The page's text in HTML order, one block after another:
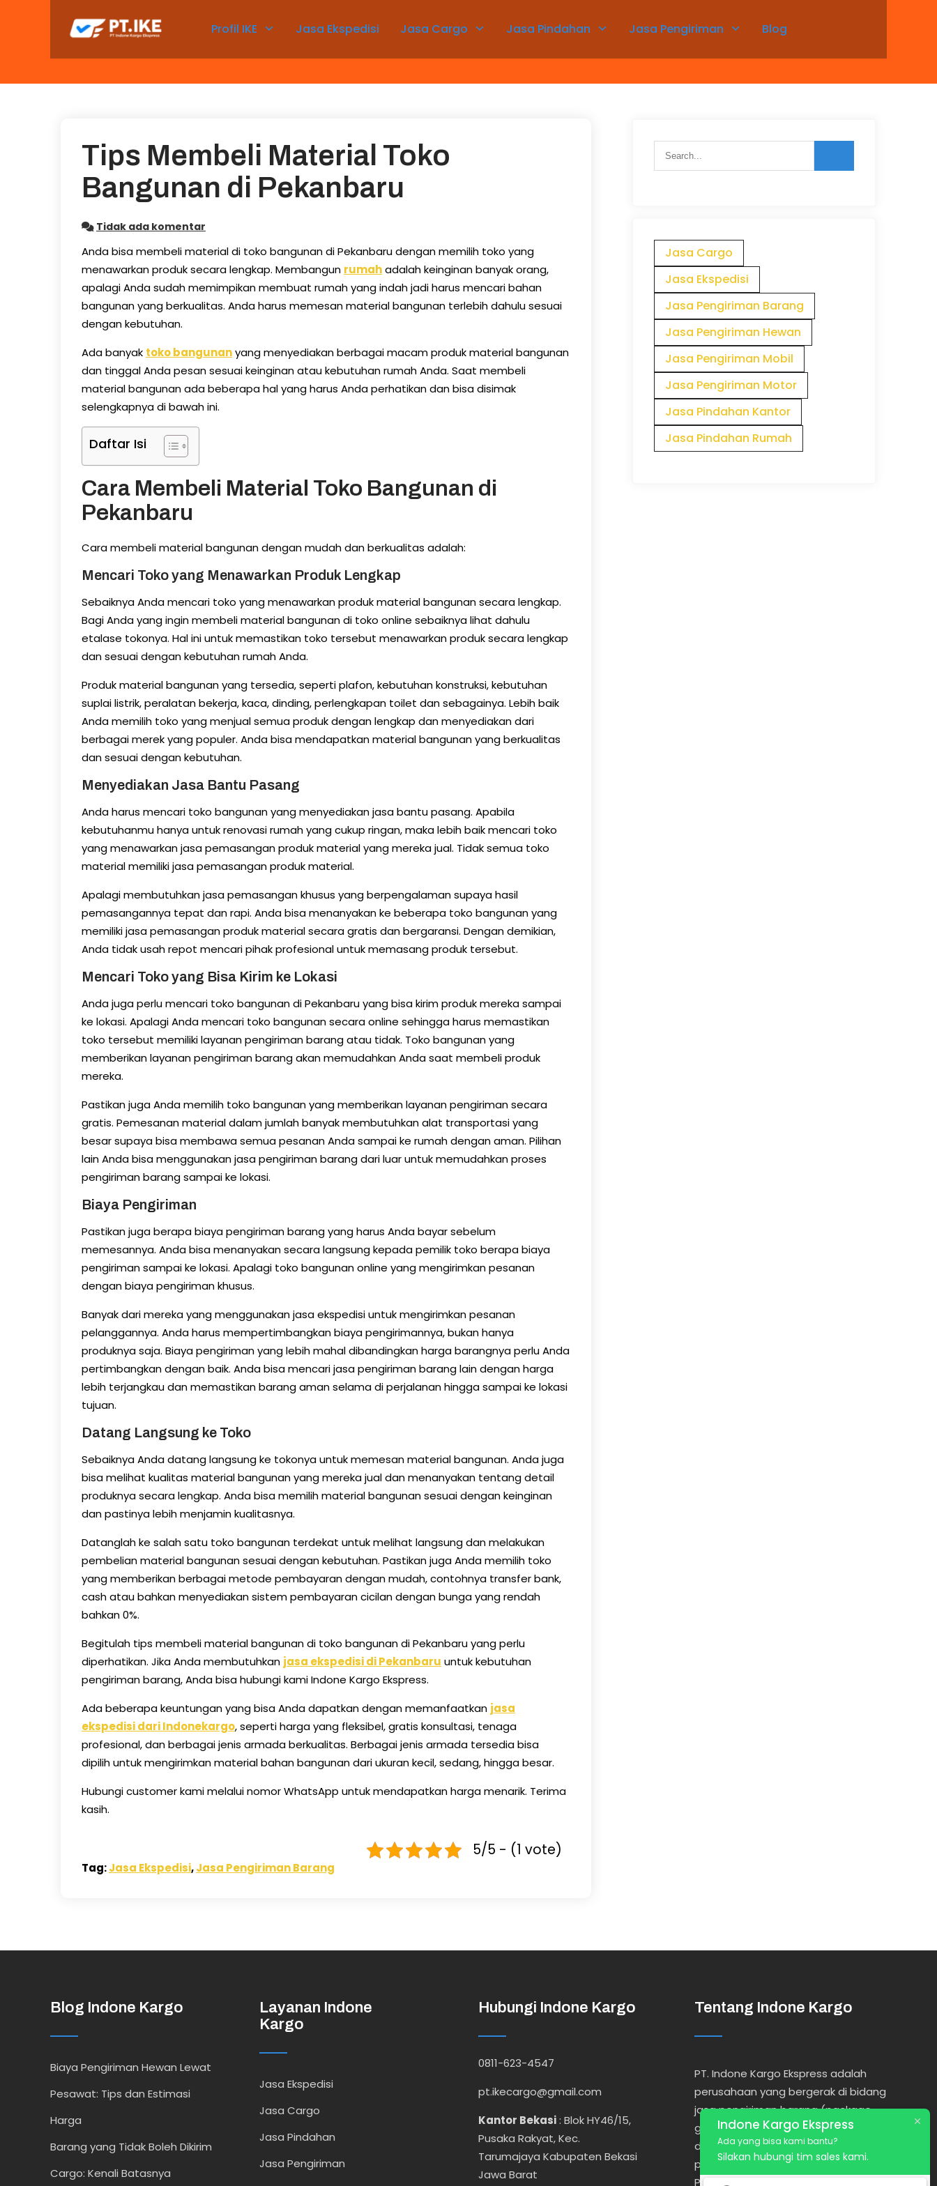
Profil IKE Jasa Ekspedisi Jasa Cargo Jasa Pindahan Jasa Pengiriman Blog
Tips Membeli Material Toko
Bangunan di Pekanbaru
Tidak ada komentar
Anda bisa membeli material di toko bangunan di Pekanbaru dengan memilih toko yang
menawarkan produk secara lengkap. Membangun rumahadalah keinginan banyak orang,
apalagi Anda sudah memimpikan membuat rumah yang indah jadi harus mencari bahan
bangunan yang berkualitas. Anda harus memesan material bangunan terlebih dahulu sesuai
dengan kebutuhan.
Ada banyak toko bangunanyang menyediakan berbagai macam produk material bangunan
dan tinggal Anda pesan sesuai keinginan atau kebutuhan rumah Anda. Saat membeli
material bangunan ada beberapa hal yang harus Anda perhatikan dan bisa disimak
selengkapnya di bawah ini.
Daftar Isi
Cara Membeli Material Toko Bangunan di
Pekanbaru
Cara membeli material bangunan dengan mudah dan berkualitas adalah:
Mencari Toko yang Menawarkan Produk Lengkap
Sebaiknya Anda mencari toko yang menawarkan produk material bangunan secara lengkap.
Bagi Anda yang ingin membeli material bangunan di toko online sebaiknya lihat dahulu
etalase tokonya. Hal ini untuk memastikan toko tersebut menawarkan produk secara lengkap
dan sesuai dengan kebutuhan rumah Anda.
Produk material bangunan yang tersedia, seperti plafon, kebutuhan konstruksi, kebutuhan
suplai listrik, peralatan bekerja, kaca, dinding, perlengkapan toilet dan sebagainya. Lebih baik
Anda memilih toko yang menjual semua produk dengan lengkap dan menyediakan dari
berbagai merek yang populer. Anda bisa mendapatkan material bangunan yang berkualitas
dan sesuai dengan kebutuhan.
Menyediakan Jasa Bantu Pasang
Anda harus mencari toko bangunan yang menyediakan jasa bantu pasang. Apabila
kebutuhanmu hanya untuk renovasi rumah yang cukup ringan, maka lebih baik mencari toko
yang menawarkan jasa pemasangan produk material yang mereka jual. Tidak semua toko
material memiliki jasa pemasangan produk material.
Apalagi membutuhkan jasa pemasangan khusus yang berpengalaman supaya hasil
pemasangannya tepat dan rapi. Anda bisa menanyakan ke beberapa toko bangunan yang
memiliki jasa pemasangan produk material secara gratis dan bergaransi. Dengan demikian,
Anda tidak usah repot mencari pihak profesional untuk memasang produk tersebut.
Mencari Toko yang Bisa Kirim ke Lokasi
Anda juga perlu mencari toko bangunan di Pekanbaru yang bisa kirim produk mereka sampai
ke lokasi. Apalagi Anda mencari toko bangunan secara online sehingga harus memastikan
toko tersebut memiliki layanan pengiriman barang atau tidak. Toko bangunan yang
memberikan layanan pengiriman barang akan memudahkan Anda saat membeli produk
mereka.
Pastikan juga Anda memilih toko bangunan yang memberikan layanan pengiriman secara
gratis. Pemesanan material dalam jumlah banyak membutuhkan alat transportasi yang
besar supaya bisa membawa semua pesanan Anda sampai ke rumah dengan aman. Pilihan
lain Anda bisa menggunakan jasa pengiriman barang dari luar untuk memudahkan proses
pengiriman barang sampai ke lokasi.
Biaya Pengiriman
Pastikan juga berapa biaya pengiriman barang yang harus Anda bayar sebelum
memesannya. Anda bisa menanyakan secara langsung kepada pemilik toko berapa biaya
pengiriman sampai ke lokasi. Apalagi toko bangunan online yang mengirimkan pesanan
dengan biaya pengiriman khusus.
Banyak dari mereka yang menggunakan jasa ekspedisi untuk mengirimkan pesanan
pelanggannya. Anda harus mempertimbangkan biaya pengirimannya, bukan hanya
produknya saja. Biaya pengiriman yang lebih mahal dibandingkan harga barangnya perlu Anda
pertimbangkan dengan baik. Anda bisa mencari jasa pengiriman barang lain dengan harga
lebih terjangkau dan memastikan barang aman selama di perjalanan hingga sampai ke lokasi
tujuan.
Datang Langsung ke Toko
Sebaiknya Anda datang langsung ke tokonya untuk memesan material bangunan. Anda juga
bisa melihat kualitas material bangunan yang mereka jual dan menanyakan tentang detail
produknya secara lengkap. Anda bisa memilih material bangunan sesuai dengan keinginan
dan pastinya lebih menjamin kualitasnya.
Datanglah ke salah satu toko bangunan terdekat untuk melihat langsung dan melakukan
pembelian material bangunan sesuai dengan kebutuhan. Pastikan juga Anda memilih toko
yang memberikan berbagai metode pembayaran dengan mudah, contohnya transfer bank,
cash atau bahkan menyediakan sistem pembayaran cicilan dengan bunga yang rendah
bahkan 0%.
Begitulah tips membeli material bangunan di toko bangunan di Pekanbaru yang perlu
diperhatikan. Jika Anda membutuhkan jasa ekspedisi di Pekanbaru untuk kebutuhan
pengiriman barang, Anda bisa hubungi kami Indone Kargo Ekspress.
Ada beberapa keuntungan yang bisa Anda dapatkan dengan memanfaatkan jasa
ekspedisi dari Indonekargo, seperti harga yang fleksibel, gratis konsultasi, tenaga
profesional, dan berbagai jenis armada berkualitas. Berbagai jenis armada tersedia bisa
dipilih untuk mengirimkan material bahan bangunan dari ukuran kecil, sedang, hingga besar.
Hubungi customer kami melalui nomor WhatsApp untuk mendapatkan harga menarik. Terima
kasih.
5/5 - (1 vote)
Tag:Jasa Ekspedisi,Jasa Pengiriman Barang
Jasa Cargo
Jasa Ekspedisi
Jasa Pengiriman Barang
Jasa Pengiriman Hewan
Jasa Pengiriman Mobil
Jasa Pengiriman Motor
Jasa Pindahan Kantor
Jasa Pindahan Rumah
Blog Indone Kargo
Biaya Pengiriman Hewan Lewat
Pesawat: Tips dan Estimasi
Harga
Barang yang Tidak Boleh Dikirim
Cargo: Kenali Batasnya
Layanan Indone
Kargo
Jasa Ekspedisi
Jasa Cargo
Jasa Pindahan
Jasa Pengiriman
Hubungi Indone Kargo
0811-623-4547
pt.ikecargo@gmail.com
Kantor Bekasi: Blok HY46/15,
Pusaka Rakyat, Kec.
Tarumajaya Kabupaten Bekasi
Jawa Barat
Tentang Indone Kargo
PT. Indone Kargo Ekspress adalah
perusahaan yang bergerak di bidang
jasa pengiriman barang (package,
general cargo, dsb) melalui udara,
darat maupun laut dengan
pelayanan Door To Door, Port To
Port, Port To Door, Door To Port.
Indone Kargo Ekspress
Ada yang bisa kami bantu?
Silakan hubungi tim sales kami.